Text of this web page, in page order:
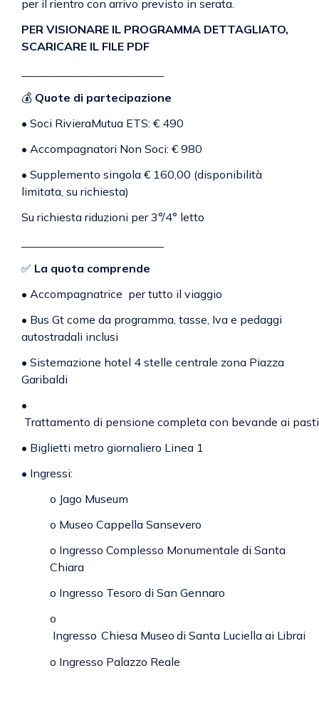
per il rientro con arrivo previsto in serata.
PER VISIONARE IL PROGRAMMA DETTAGLIATO,
SCARICARE IL FILE PDF
💰 Quote di partecipazione
• Soci RivieraMutua ETS: € 490
• Accompagnatori Non Soci: € 980
• Supplemento singola € 160,00 (disponibilità
limitata, su richiesta)
Su richiesta riduzioni per 3°/4° letto
✅ La quota comprende
• Accompagnatrice per tutto il viaggio
• Bus Gt come da programma, tasse, Iva e pedaggi
autostradali inclusi
• Sistemazione hotel 4 stelle centrale zona Piazza
Garibaldi
•
Trattamento di pensione completa con bevande ai
• Biglietti metro giornaliero Linea 1
• Ingressi:
o Jago Museum
o Museo Cappella Sansevero
o Ingresso Complesso Monumentale di Santa
Chiara
o Ingresso Tesoro di San Gennaro
o
Ingresso Chiesa Museo di Santa Luciella ai Librai
o Ingresso Palazzo Reale